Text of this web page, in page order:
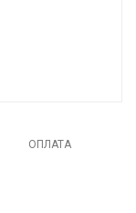
ОПЛАТА